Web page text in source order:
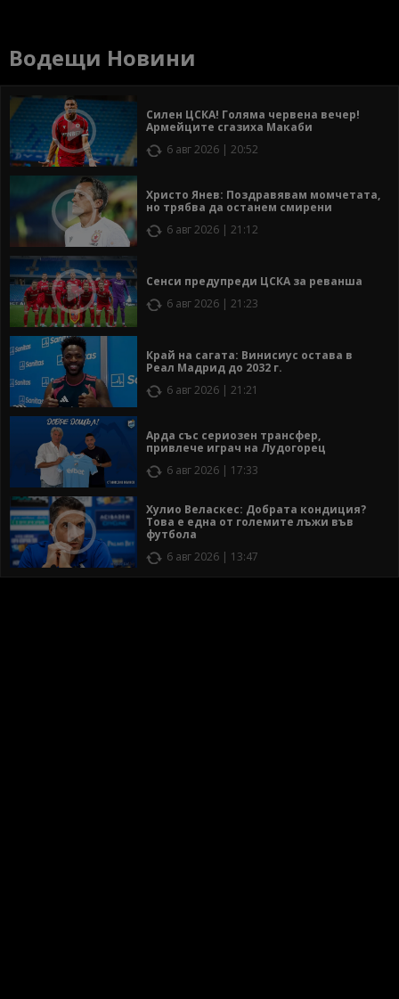
Водещи Новини
Силен ЦСКА! Голяма червена вечер!
Армейците сгазиха Макаби
6 авг 2026 | 20:52
Христо Янев: Поздравявам момчетата,
но трябва да останем смирени
6 авг 2026 | 21:12
Сенси предупреди ЦСКА за реванша
6 авг 2026 | 21:23
Край на сагата: Винисиус остава в
Реал Мадрид до 2032 г.
6 авг 2026 | 21:21
Арда със сериозен трансфер,
привлече играч на Лудогорец
6 авг 2026 | 17:33
Хулио Веласкес: Добрата кондиция?
Това е една от големите лъжи във
футбола
6 авг 2026 | 13:47